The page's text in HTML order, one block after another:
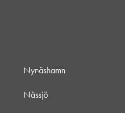
Nynäshamn
Nässjö